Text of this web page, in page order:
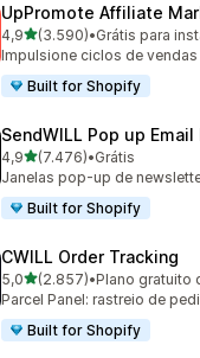
UpPromote Affiliate
4,9de 5 estrelas
(3.590)
3590 avaliações ao todo
•Grátis para
Impulsione ciclos de
Built for Shopify
SendWILL Pop up Email
4,9de 5 estrelas
(7.476)
7476 avaliações ao todo
•Grátis
Janelas pop-up de
Built for Shopify
CWILL Order Tracking
5,0de 5 estrelas
(2.857)
2857 avaliações ao todo
•Plano gratuito
Parcel Panel: rastreio de
Built for Shopify